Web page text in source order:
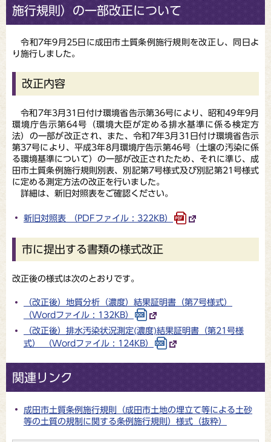
施行規則）の一部改正について
令和7年9月25日に成田市土質条例施行規則を改正し、同日よ
り施行しました。
改正内容
令和7年3月31日付け環境省告示第36号により、昭和49年9月
環境庁告示第64号（環境大臣が定める排水基準に係る検定方
法）の一部が改正され、また、令和7年3月31日付け環境省告示
第37号により、平成3年8月環境庁告示第46号（土壌の汚染に係
る環境基準について）の一部が改正されたため、それに準じ、成
田市土質条例施行規則別表、別記第7号様式及び別記第21号様式
に定める測定方法の改正を行いました。
詳細は、新旧対照表をご確認ください。
新旧対照表 （PDFファイル : 322KB）
市に提出する書類の様式改正
改正後の様式は次のとおりです。
（改正後）地質分析（濃度）結果証明書（第7号様式）
（Wordファイル : 132KB）
（改正後）排水汚染状況測定(濃度)結果証明書（第21号様
式） （Wordファイル : 124KB）
関連リンク
成田市土質条例施行規則（成田市土地の埋立て等による土砂
等の土質の規制に関する条例施行規則）様式（抜粋）